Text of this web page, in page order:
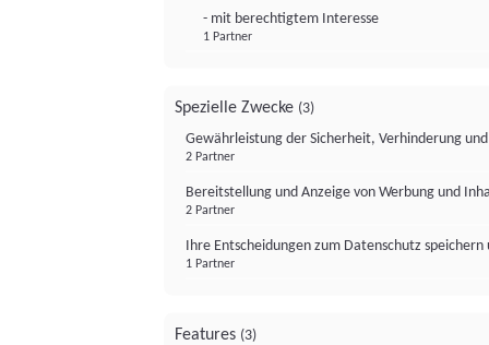
- mit berechtigtem Interesse
1 Partner
Spezielle Zwecke (3)
Gewährleistung der Sicherheit, Verhinderung
2 Partner
Bereitstellung und Anzeige von Werbung und
2 Partner
Ihre Entscheidungen zum Datenschutz
1 Partner
Features (3)